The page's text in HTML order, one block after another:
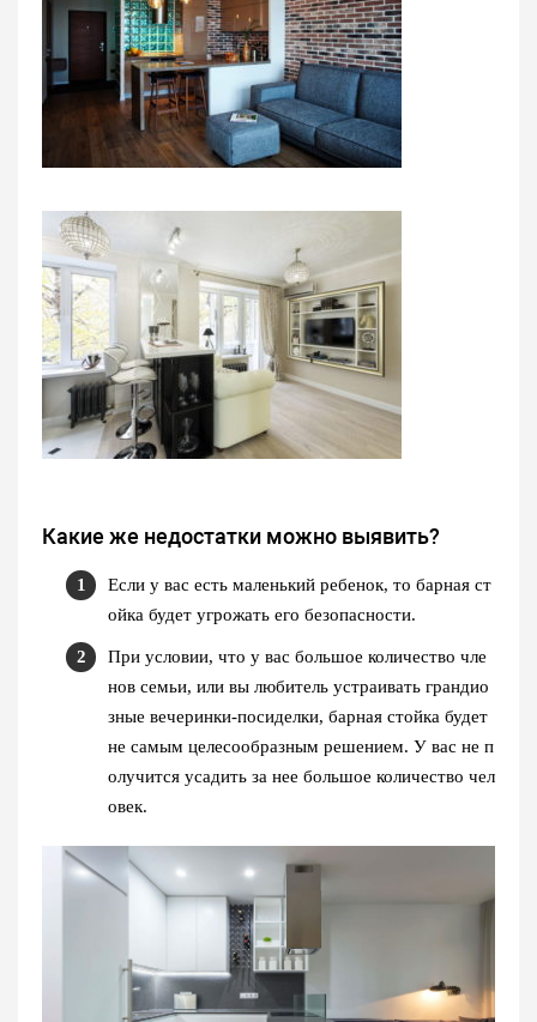
Какие же недостатки можно выявить?
Если у вас есть маленький ребенок, то барная ст
ойка будет угрожать его безопасности.
При условии, что у вас большое количество чле
нов семьи, или вы любитель устраивать грандио
зные вечеринки-посиделки, барная стойка будет
не самым целесообразным решением. У вас не п
олучится усадить за нее большое количество чел
овек.